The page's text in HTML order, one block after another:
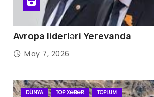
Avropa liderləri Yerevanda
May 7, 2026
DÜNYA TOP XƏBƏR TOPLUM